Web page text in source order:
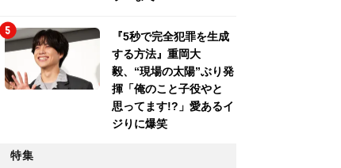
『5秒で完全犯罪を生成
する方法』重岡大
毅、“現場の太陽”ぶり発
揮「俺のこと子役やと
思ってます!?」愛あるイ
ジりに爆笑
特集